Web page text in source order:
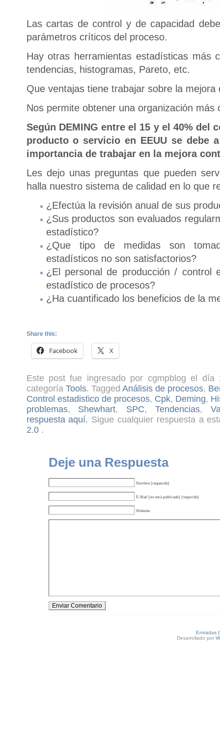
Las cartas de control y de capacidad
parámetros críticos del proceso.
Hay otras herramientas estadísticas más
tendencias, histogramas, Pareto, etc.
Que ventajas tiene trabajar sobre la mejora
Nos permite obtener una organización más
Según DEMING entre el 15 y el 40% del
producto o servicio en EEUU se debe
importancia de trabajar en la mejora
Les dejo unas preguntas que pueden
halla nuestro sistema de calidad en lo que
¿Efectúa la revisión anual de sus
¿Sus productos son evaluados
estadístico?
¿Que tipo de medidas son
estadísticos no son satisfactorios?
¿El personal de producción / control
estadístico de procesos?
¿Ha cuantificado los beneficios de la
Share this:
Facebook X
Este post fue ingresado por cgmpblog el
categoría Tools. Tagged Análisis de procesos,
Control estadistico de procesos, Cpk, Deming,
problemas, Shewhart, SPC, Tendencias,
respuesta aquí. Sigue cualquier respuesta a
2.0.
Deje una Respuesta
Nombre (requerido)
E-Mail (no será publicado) (requirido)
Website
Entradas
Desarrollado por